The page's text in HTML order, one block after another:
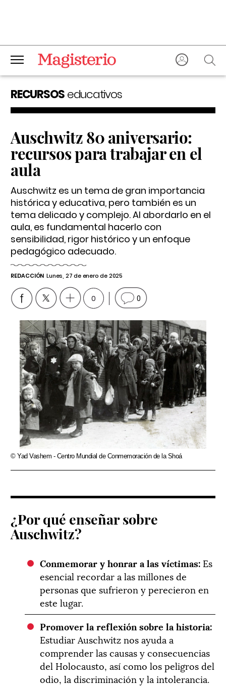
RECURSOSeducativos
Auschwitz 80 aniversario:
recursos para trabajar en el
aula
Auschwitz es un tema de gran importancia
histórica y educativa, pero también es un
tema delicado y complejo. Al abordarlo en el
aula, es fundamental hacerlo con
sensibilidad, rigor histórico y un enfoque
pedagógico adecuado.
REDACCIÓN Lunes, 27 de enero de 2025
0 0
© Yad Vashem - Centro Mundial de Conmemoración de la Shoá
¿Por qué enseñar sobre
Auschwitz?
Conmemorar y honrar a las víctimas: Es
esencial recordar a las millones de
personas que sufrieron y perecieron en
este lugar.
Promover la reflexión sobre la historia:
Estudiar Auschwitz nos ayuda a
comprender las causas y consecuencias
del Holocausto, así como los peligros del
odio, la discriminación y la intolerancia.